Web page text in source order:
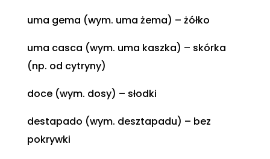
uma gema (wym. uma żema) – żółko
uma casca (wym. uma kaszka) – skórka
(np. od cytryny)
doce (wym. dosy) – słodki
destapado (wym. desztapadu) – bez
pokrywki